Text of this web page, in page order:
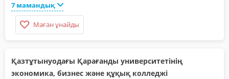
7 мамандық
Маған ұнайды
Қазтұтынуодағы Қарағанды университетінің
экономика, бизнес және құқық колледжі